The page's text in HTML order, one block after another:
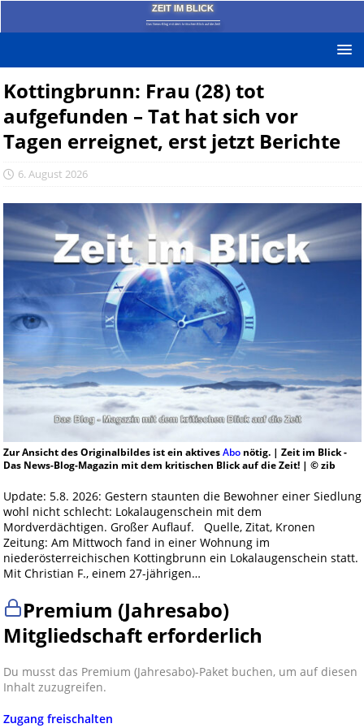
ZEIT IM BLICK
Das News-Blog mit dem kritischen Blick auf die Zeit!
Kottingbrunn: Frau (28) tot
aufgefunden – Tat hat sich vor
Tagen erreignet, erst jetzt Berichte
6. August 2026
Zur Ansicht des Originalbildes ist ein aktivesAbonötig. | Zeit im Blick -
Das News-Blog-Magazin mit dem kritischen Blick auf die Zeit! | © zib
Update: 5.8. 2026: Gestern staunten die Bewohner einer Siedlung
wohl nicht schlecht: Lokalaugenschein mit dem
Mordverdächtigen. Großer Auflauf. Quelle, Zitat, Kronen
Zeitung: Am Mittwoch fand in einer Wohnung im
niederösterreichischen Kottingbrunn ein Lokalaugenschein statt.
Mit Christian F., einem 27-jährigen…
Premium (Jahresabo)
Mitgliedschaft erforderlich
Du musst das Premium (Jahresabo)-Paket buchen, um auf diesen
Inhalt zuzugreifen.
Zugang freischalten